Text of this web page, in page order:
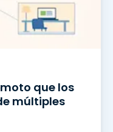
que los
múltiples